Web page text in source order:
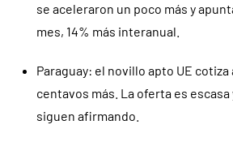
se aceleraron un poco más y
mes, 14% más interanual.
Paraguay: el novillo apto UE cotiza
centavos más. La oferta es
siguen afirmando.